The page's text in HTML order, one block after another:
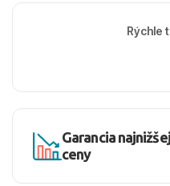
Rýchle
Garancia najnižšej
ceny